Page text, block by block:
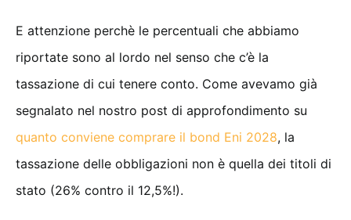
E attenzione perchè le percentuali che abbiamo
riportate sono al lordo nel senso che c’è la
tassazione di cui tenere conto. Come avevamo già
segnalato nel nostro post di approfondimento su
quanto conviene comprare il bond Eni 2028, la
tassazione delle obbligazioni non è quella dei titoli di
stato (26% contro il 12,5%!).